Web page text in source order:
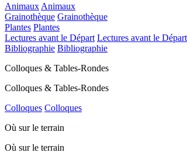
Animaux Animaux
Grainothèque Grainothèque
Plantes Plantes
Lectures avant le Départ Lectures avant le Départ
Bibliographie Bibliographie
Colloques & Tables-Rondes
Colloques & Tables-Rondes
Colloques Colloques
Où sur le terrain
Où sur le terrain